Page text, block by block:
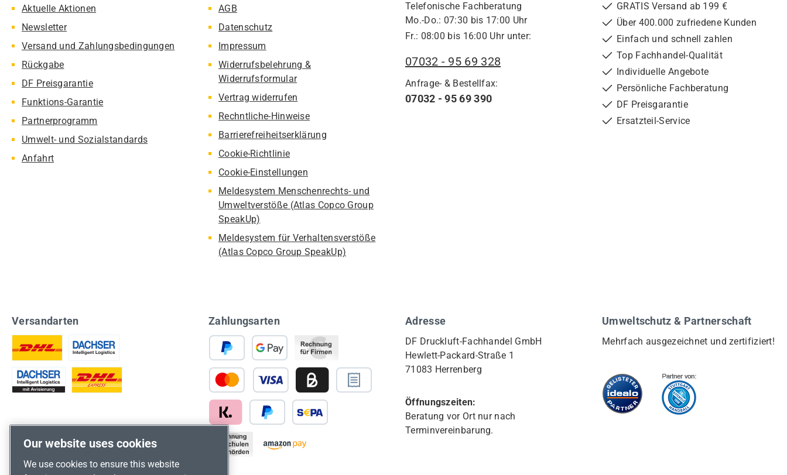
Telefonische Fachberatung
Mo.-Do.: 07:30 bis 17:00 Uhr
Fr.: 08:00 bis 16:00 Uhr unter:
07032 - 95 69 328
Anfrage- & Bestellfax:
07032 - 95 69 390
Aktuelle Aktionen
Newsletter
Versand und Zahlungsbedingungen
Rückgabe
DF Preisgarantie
Funktions-Garantie
Partnerprogramm
Umwelt- und Sozialstandards
Anfahrt
AGB
Datenschutz
Impressum
Widerrufsbelehrung &
Widerrufsformular
Vertrag widerrufen
Rechntliche-Hinweise
Barrierefreiheitserklärung
Cookie-Richtlinie
Cookie-Einstellungen
Meldesystem Menschenrechts- und
Umweltverstöße (Atlas Copco Group
SpeakUp)
Meldesystem für Verhaltensverstöße
(Atlas Copco Group SpeakUp)
GRATIS Versand ab 199 €
Über 400.000 zufriedene Kunden
Einfach und schnell zahlen
Top Fachhandel-Qualität
Individuelle Angebote
Persönliche Fachberatung
DF Preisgarantie
Ersatzteil-Service
Versandarten Zahlungsarten Adresse
DF Druckluft-Fachhandel GmbH
Hewlett-Packard-Straße 1
71083 Herrenberg
Öffnungszeiten:
Beratung vor Ort nur nach
Terminvereinbarung.
Umweltschutz & Partnerschaft
Mehrfach ausgezeichnet und zertifiziert!
Our website uses cookies
We use cookies to ensure this website